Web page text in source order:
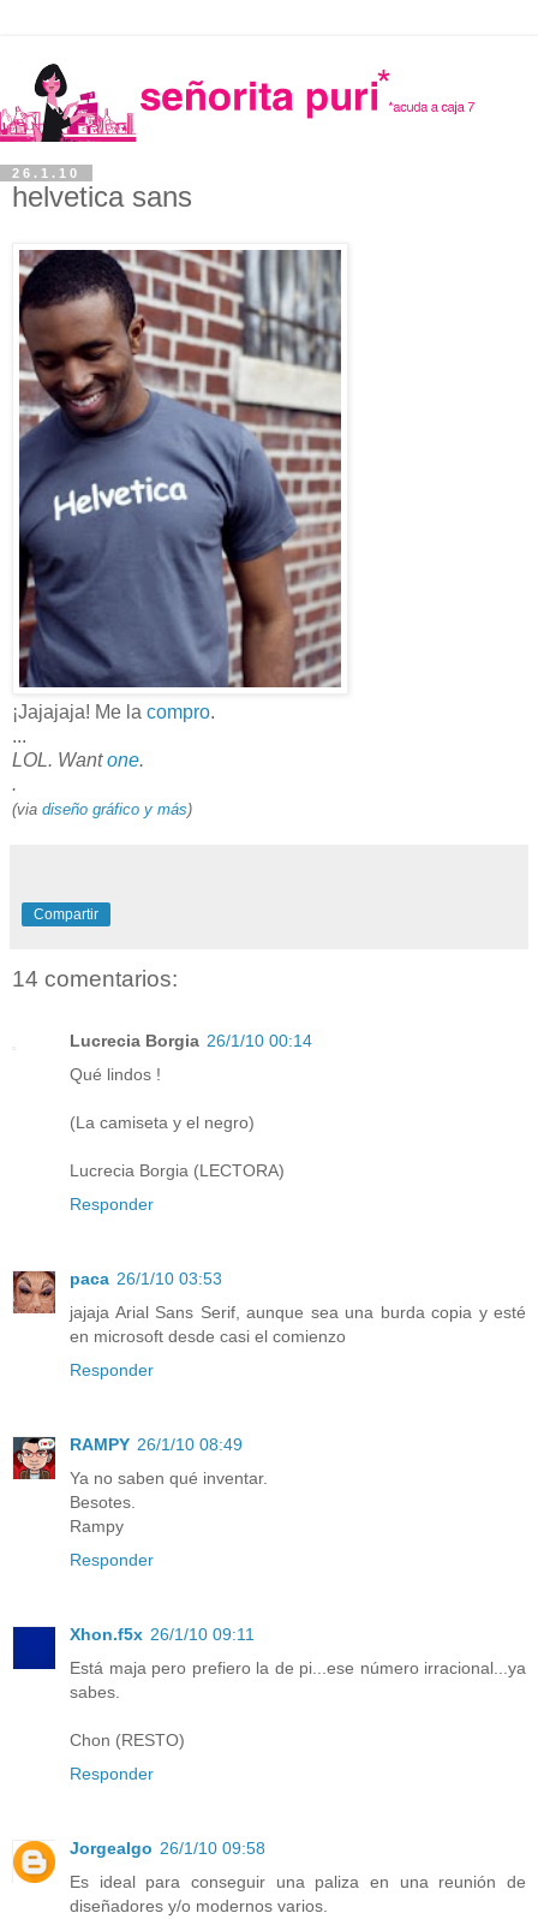
26.1.10
helvetica sans
¡Jajajaja! Me la compro.
...
LOL. Wantone.
.
(via diseño gráfico y más)
Compartir
14 comentarios:
Lucrecia Borgia 26/1/10 00:14
Qué lindos !
(La camiseta y el negro)
Lucrecia Borgia (LECTORA)
Responder
paca 26/1/10 03:53
jajaja Arial Sans Serif, aunque sea una burda copia y esté
en microsoft desde casi el comienzo
Responder
RAMPY 26/1/10 08:49
Ya no saben qué inventar.
Besotes.
Rampy
Responder
Xhon.f5x 26/1/10 09:11
Está maja pero prefiero la de pi...ese número irracional...ya
sabes.
Chon (RESTO)
Responder
Jorgealgo 26/1/10 09:58
Es ideal para conseguir una paliza en una reunión de
diseñadores y/o modernos varios.